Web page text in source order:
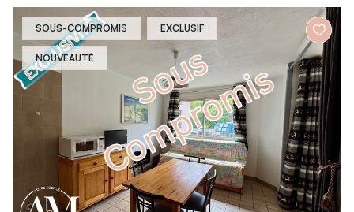
SOUS-COMPROMIS EXCLUSIF
NOUVEAUTÉ